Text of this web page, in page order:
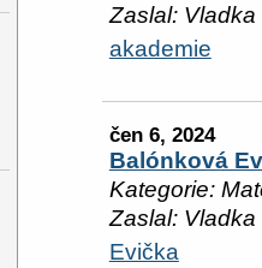
Zaslal: Vladka
akademie
čen 6, 2024
Balónková
Kategorie:
Zaslal: Vladka
Evička